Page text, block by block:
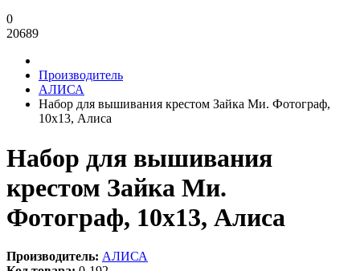
0
20689
Производитель
АЛИСА
Набор для вышивания крестом Зайка Ми. Фотограф,
10x13, Алиса
Набор для вышивания
крестом Зайка Ми.
Фотограф, 10x13, Алиса
Производитель: АЛИСА